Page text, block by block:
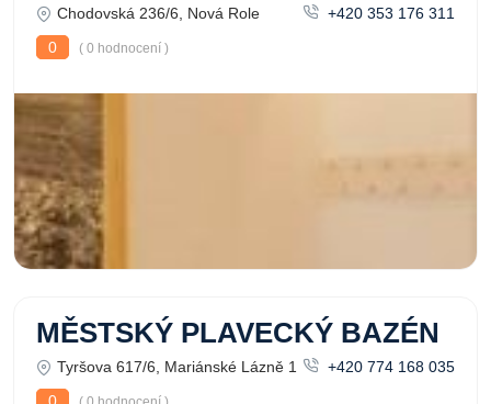
Chodovská 236/6, Nová Role
+420 353 176 311
0
( 0 hodnocení )
MĚSTSKÝ PLAVECKÝ BAZÉN
Tyršova 617/6, Mariánské Lázně 1
+420 774 168 035